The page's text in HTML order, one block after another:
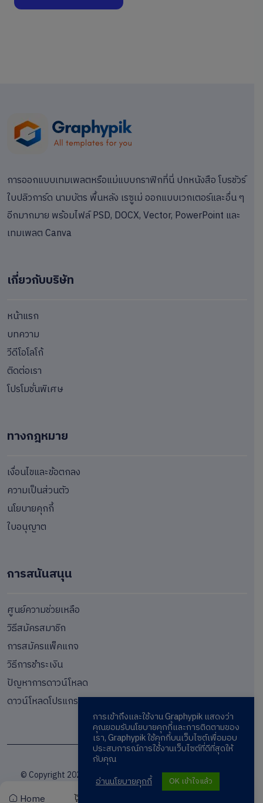
การออกแบบเทมเพลตหรือแม่แบบกราฟิกที่นี่ ปกหนังสือ โบรชัวร์
ใบปลิวการ์ด นามบัตร พื้นหลัง เรซูเม่ ออกแบบเวกเตอร์และอื่น ๆ
อีกมากมาย พร้อมไฟล์ PSD, DOCX, Vector, PowerPoint และ
เทมเพลต Canva
เกี่ยวกับบริษัท
หน้าแรก
บทความ
วีดีโอโลโก้
ติดต่อเรา
โปรโมชั่นพิเศษ
ทางกฎหมาย
เงื่อนไขและข้อตกลง
ความเป็นส่วนตัว
นโยบายคุกกี้
ใบอนุญาต
การสนันสนุน
ศูนย์ความช่วยเหลือ
วิธีสมัครสมาชิก
การสมัครแพ็คแกจ
วิธีการชำระเงิน
ปัญหาการดาวน์โหลด
ดาวน์โหลดโปรแกรม
© Copyright 2024 / Graphypik.com / Graphics Marketplace
Home
การเข้าถึงและใช้งาน Graphypik แสดงว่า
คุณยอมรับนโยบายคุกกี้และการติดตามของ
เรา, Graphypik ใช้คุกกี้บนเว็บไซต์เพื่อมอบ
ประสบการณ์การใช้งานเว็บไซต์ที่ดีที่สุดให้
กับคุณ
อ่านนโยบายคุกกี้
OK เข้าใจแล้ว